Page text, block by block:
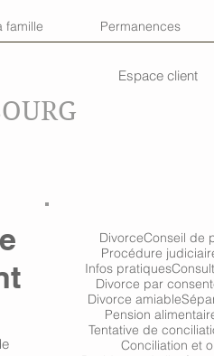
famille Permanences
Espace client
DivorceConseil de
Procédure
Infos pratiques
Divorce par
Divorce amiable
Pension
Tentative de
Conciliation et